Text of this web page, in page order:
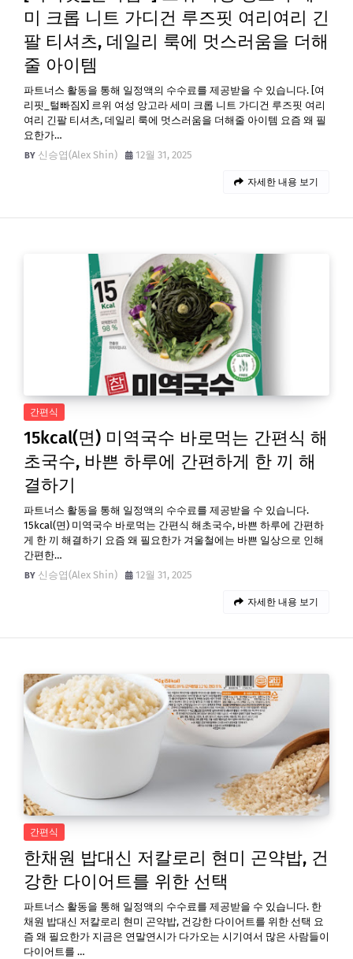
미 크롭 니트 가디건 루즈핏 여리여리 긴
팔 티셔츠, 데일리 룩에 멋스러움을 더해
줄 아이템
파트너스 활동을 통해 일정액의 수수료를 제공받을 수 있습니다. [여
리핏_털빠짐X] 르위 여성 앙고라 세미 크롭 니트 가디건 루즈핏 여리
여리 긴팔 티셔츠, 데일리 룩에 멋스러움을 더해줄 아이템 요즘 왜 필
요한가…
신승엽(Alex Shin)
12월 31, 2025
자세한 내용 보기
간편식
15kcal(면) 미역국수 바로먹는 간편식 해
초국수, 바쁜 하루에 간편하게 한 끼 해
결하기
파트너스 활동을 통해 일정액의 수수료를 제공받을 수 있습니다.
15kcal(면) 미역국수 바로먹는 간편식 해초국수, 바쁜 하루에 간편하
게 한 끼 해결하기 요즘 왜 필요한가 겨울철에는 바쁜 일상으로 인해
간편한…
신승엽(Alex Shin)
12월 31, 2025
자세한 내용 보기
간편식
한채원 밥대신 저칼로리 현미 곤약밥, 건
강한 다이어트를 위한 선택
파트너스 활동을 통해 일정액의 수수료를 제공받을 수 있습니다. 한
채원 밥대신 저칼로리 현미 곤약밥, 건강한 다이어트를 위한 선택 요
즘 왜 필요한가 지금은 연말연시가 다가오는 시기여서 많은 사람들이
다이어트를 …